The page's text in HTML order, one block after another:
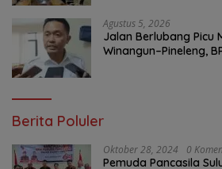
Agustus 5, 2026
Jalan Berlubang Picu
Winangun–Pineleng,
Berita Poluler
Oktober 28, 2024 0
Pemuda Pancasila